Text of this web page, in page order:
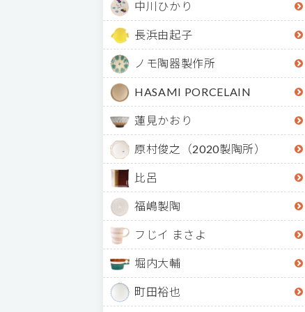
中川ひかり
長浜由起子
ノモ陶器製作所
HASAMI PORCELAIN
蓮見かおり
原村俊之（2020製陶所）
比呂
福嶋製陶
フじイ まさよ
堀内大輔
町田裕也